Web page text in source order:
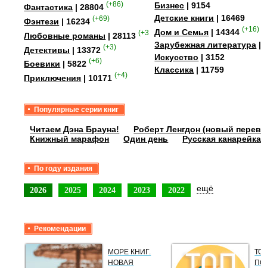
Фантастика | 28804 (+86)
Фэнтези | 16234 (+69)
Любовные романы | 28113 (+358)
Детективы | 13372 (+3)
Боевики | 5822 (+6)
Приключения | 10171 (+4)
Бизнес | 9154
Детские книги | 16469
Дом и Семья | 14344 (+16)
Зарубежная литература
Искусство | 3152
Классика | 11759
Популярные серии книг
Читаем Дэна Брауна! Роберт Ленгдон (новый
Книжный марафон
Один день Русская канарейка
По году издания
2026 2025 2024 2023 2022 ещё
Рекомендации
МОРЕ КНИГ.
НОВАЯ